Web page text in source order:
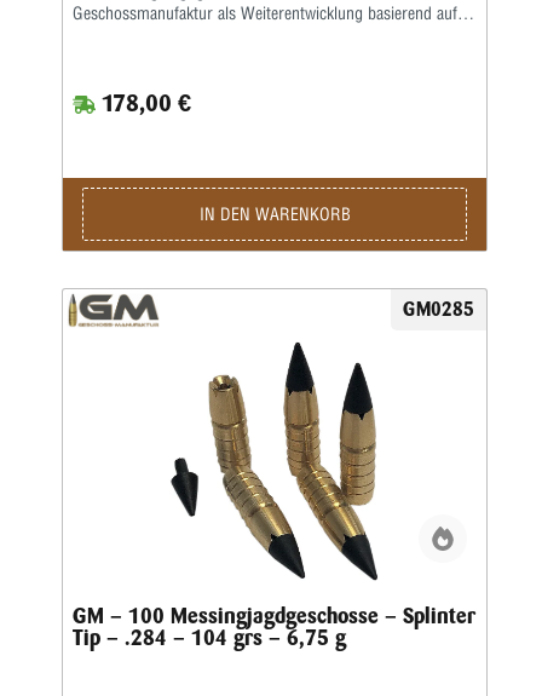
Geschossmanufaktur als Weiterentwicklung basierend auf
im Lauf bleibt dabei durch die spezielle Messinglegierung
gering.Die Teilzerlegungs-Geschosse fragmentieren im
178,00 €
IN DEN WARENKORB
GM0285
GM – 100 Messingjagdgeschosse – Splinter
Tip – .284 – 104 grs – 6,75 g